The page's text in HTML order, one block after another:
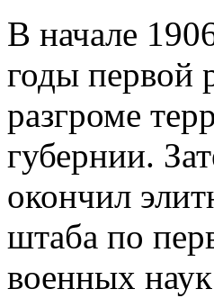
В начале
годы первой
разгроме
губернии.
окончил
штаба по
военных